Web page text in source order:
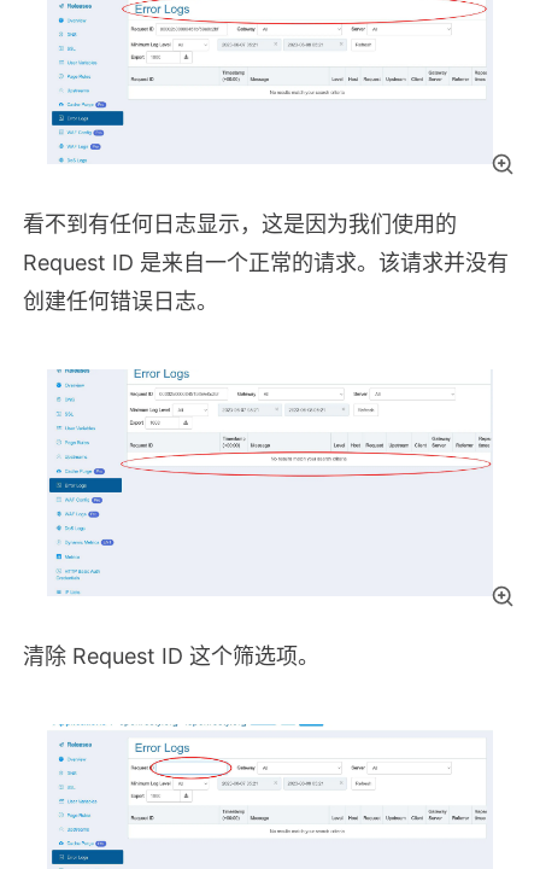
看不到有任何日志显示，这是因为我们使用的
Request ID 是来自一个正常的请求。该请求并没有
创建任何错误日志。
清除 Request ID 这个筛选项。